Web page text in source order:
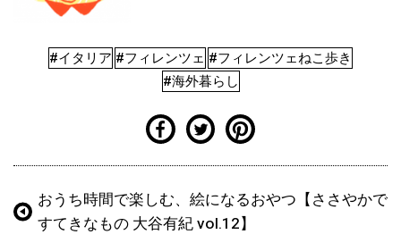
#イタリア #フィレンツェ #フィレンツェねこ歩き
#海外暮らし
おうち時間で楽しむ、絵になるおやつ【ささやかで
すてきなもの 大谷有紀 vol.12】